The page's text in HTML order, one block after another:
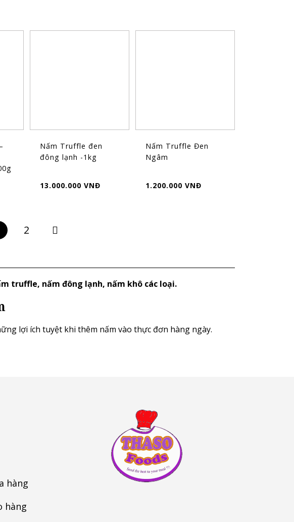
Nấm Truffle đen
đông lạnh -1kg
13.000.000 VNĐ
Nấm Truffle Đen
Ngâm
1.200.000 VNĐ
2
truffle, nấm đông lạnh, nấm khô các loại.
lợi ích tuyệt khi thêm nấm vào thực đơn hàng ngày.
hàng
hàng